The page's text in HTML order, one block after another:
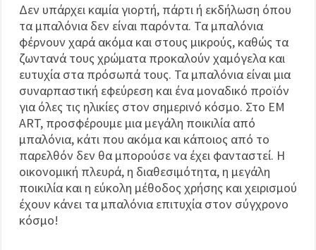
Δεν υπάρχει καμία γιορτή, πάρτι ή εκδήλωση όπου
τα μπαλόνια δεν είναι παρόντα. Τα μπαλόνια
φέρνουν χαρά ακόμα και στους μικρούς, καθώς τα
ζωντανά τους χρώματα προκαλούν χαμόγελα και
ευτυχία στα πρόσωπά τους. Τα μπαλόνια είναι μια
συναρπαστική εφεύρεση και ένα μοναδικό προϊόν
για όλες τις ηλικίες στον σημερινό κόσμο. Στο EM
ART, προσφέρουμε μια μεγάλη ποικιλία από
μπαλόνια, κάτι που ακόμα και κάποιος από το
παρελθόν δεν θα μπορούσε να έχει φανταστεί. Η
οικονομική πλευρά, η διαθεσιμότητα, η μεγάλη
ποικιλία και η εύκολη μέθοδος χρήσης και χειρισμού
έχουν κάνει τα μπαλόνια επιτυχία στον σύγχρονο
κόσμο!